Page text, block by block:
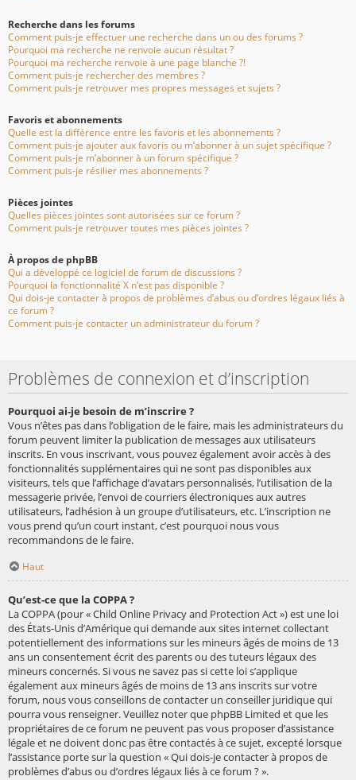
Recherche dans les forums
Comment puis-je effectuer une recherche dans un ou des forums ?
Pourquoi ma recherche ne renvoie aucun résultat ?
Pourquoi ma recherche renvoie à une page blanche ?!
Comment puis-je rechercher des membres ?
Comment puis-je retrouver mes propres messages et sujets ?
Favoris et abonnements
Quelle est la différence entre les favoris et les abonnements ?
Comment puis-je ajouter aux favoris ou m’abonner à un sujet spécifique ?
Comment puis-je m’abonner à un forum spécifique ?
Comment puis-je résilier mes abonnements ?
Pièces jointes
Quelles pièces jointes sont autorisées sur ce forum ?
Comment puis-je retrouver toutes mes pièces jointes ?
À propos de phpBB
Qui a développé ce logiciel de forum de discussions ?
Pourquoi la fonctionnalité X n’est pas disponible ?
Qui dois-je contacter à propos de problèmes d’abus ou d’ordres légaux liés à
ce forum ?
Comment puis-je contacter un administrateur du forum ?
Problèmes de connexion et d’inscription
Pourquoi ai-je besoin de m’inscrire ?
Vous n’êtes pas dans l’obligation de le faire, mais les administrateurs du
forum peuvent limiter la publication de messages aux utilisateurs
inscrits. En vous inscrivant, vous pouvez également avoir accès à des
fonctionnalités supplémentaires qui ne sont pas disponibles aux
visiteurs, tels que l’affichage d’avatars personnalisés, l’utilisation de la
messagerie privée, l’envoi de courriers électroniques aux autres
utilisateurs, l’adhésion à un groupe d’utilisateurs, etc. L’inscription ne
vous prend qu’un court instant, c’est pourquoi nous vous
recommandons de le faire.
Haut
Qu’est-ce que la COPPA ?
La COPPA (pour « Child Online Privacy and Protection Act ») est une loi
des États-Unis d’Amérique qui demande aux sites internet collectant
potentiellement des informations sur les mineurs âgés de moins de 13
ans un consentement écrit des parents ou des tuteurs légaux des
mineurs concernés. Si vous ne savez pas si cette loi s’applique
également aux mineurs âgés de moins de 13 ans inscrits sur votre
forum, nous vous conseillons de contacter un conseiller juridique qui
pourra vous renseigner. Veuillez noter que phpBB Limited et que les
propriétaires de ce forum ne peuvent pas vous proposer d’assistance
légale et ne doivent donc pas être contactés à ce sujet, excepté lorsque
l’assistance porte sur la question « Qui dois-je contacter à propos de
problèmes d’abus ou d’ordres légaux liés à ce forum ? ».